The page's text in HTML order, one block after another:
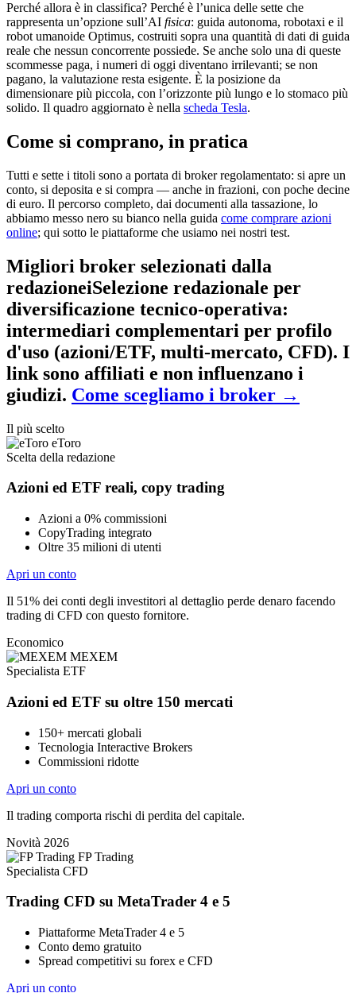
Perché allora è in classifica? Perché è l’unica delle sette che
rappresenta un’opzione sull’AI fisica: guida autonoma, robotaxi e il
robot umanoide Optimus, costruiti sopra una quantità di dati di guida
reale che nessun concorrente possiede. Se anche solo una di queste
scommesse paga, i numeri di oggi diventano irrilevanti; se non
pagano, la valutazione resta esigente. È la posizione da
dimensionare più piccola, con l’orizzonte più lungo e lo stomaco più
solido. Il quadro aggiornato è nella scheda Tesla.
Come si comprano, in pratica
Tutti e sette i titoli sono a portata di broker regolamentato: si apre un
conto, si deposita e si compra — anche in frazioni, con poche decine
di euro. Il percorso completo, dai documenti alla tassazione, lo
abbiamo messo nero su bianco nella guida come comprare azioni
online; qui sotto le piattaforme che usiamo nei nostri test.
Migliori broker selezionati dalla
redazioneiSelezione redazionale per
diversificazione tecnico-operativa:
intermediari complementari per profilo
d'uso (azioni/ETF, multi-mercato, CFD). I
link sono affiliati e non influenzano i
giudizi. Come scegliamo i broker →
Il più scelto
eToro
Scelta della redazione
Azioni ed ETF reali, copy trading
Azioni a 0% commissioni
CopyTrading integrato
Oltre 35 milioni di utenti
Apri un conto
Il 51% dei conti degli investitori al dettaglio perde denaro facendo
trading di CFD con questo fornitore.
Economico
MEXEM
Specialista ETF
Azioni ed ETF su oltre 150 mercati
150+ mercati globali
Tecnologia Interactive Brokers
Commissioni ridotte
Apri un conto
Il trading comporta rischi di perdita del capitale.
Novità 2026
FP Trading
Specialista CFD
Trading CFD su MetaTrader 4 e 5
Piattaforme MetaTrader 4 e 5
Conto demo gratuito
Spread competitivi su forex e CFD
Apri un conto